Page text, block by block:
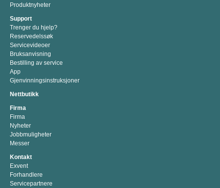
Produktnyheter
Support
Trenger du hjelp?
Reservedelssøk
Servicevideoer
Bruksanvisning
Bestilling av service
App
Gjenvinningsinstruksjoner
Nettbutikk
Firma
Firma
Nyheter
Jobbmuligheter
Messer
Kontakt
Exvent
Forhandlere
Servicepartnere